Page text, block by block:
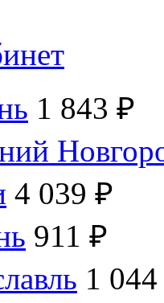
1 843 ₽
4 039 ₽
911 ₽
1